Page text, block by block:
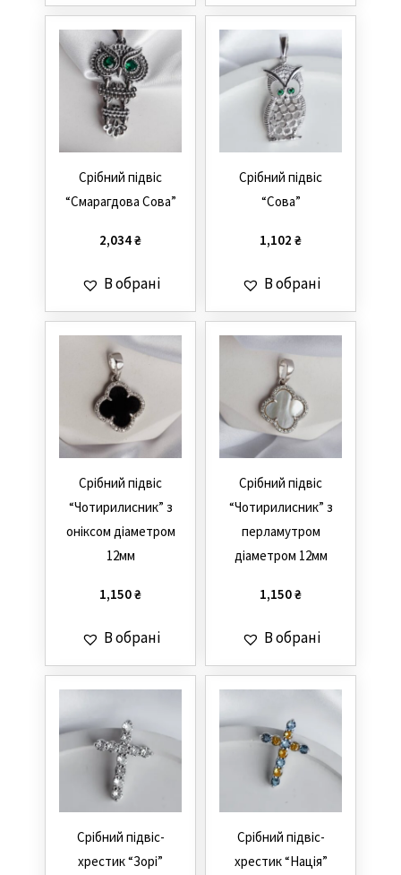
Cрібний підвіс
“Смарагдова Сова”
2,034₴
В обрані
Cрібний підвіс
“Сова”
1,102 ₴
В обрані
Cрібний підвіс
“Чотирилисник” з
оніксом діаметром
12мм
1,150₴
В обрані
Cрібний підвіс
“Чотирилисник” з
перламутром
діаметром 12мм
1,150₴
В обрані
Cрібний підвіс-
хрестик “Зорі”
Cрібний підвіс-
хрестик “Нація”